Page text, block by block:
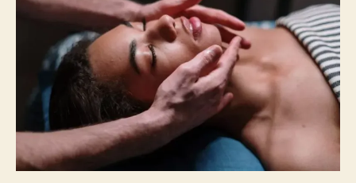
zmian
w
układzie
zgryzu
na
pracę
mięśni